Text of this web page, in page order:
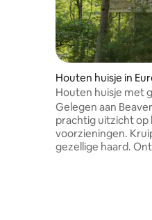
Houten huisje in
rings
Houten huisje met
prachtig uitzicht op
Gelegen aan
prachtig uitzicht op
voorzieningen. Kruip lekker bij een
gezellige haard.